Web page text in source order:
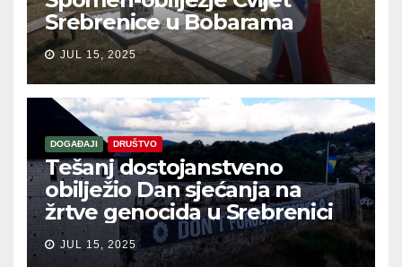
Srebrenice u Bobarama
JUL 15, 2025
DOGAĐAJI DRUŠTVO
Tešanj dostojanstveno
obilježio Dan sjećanja na
žrtve genocida u Srebrenici
JUL 15, 2025